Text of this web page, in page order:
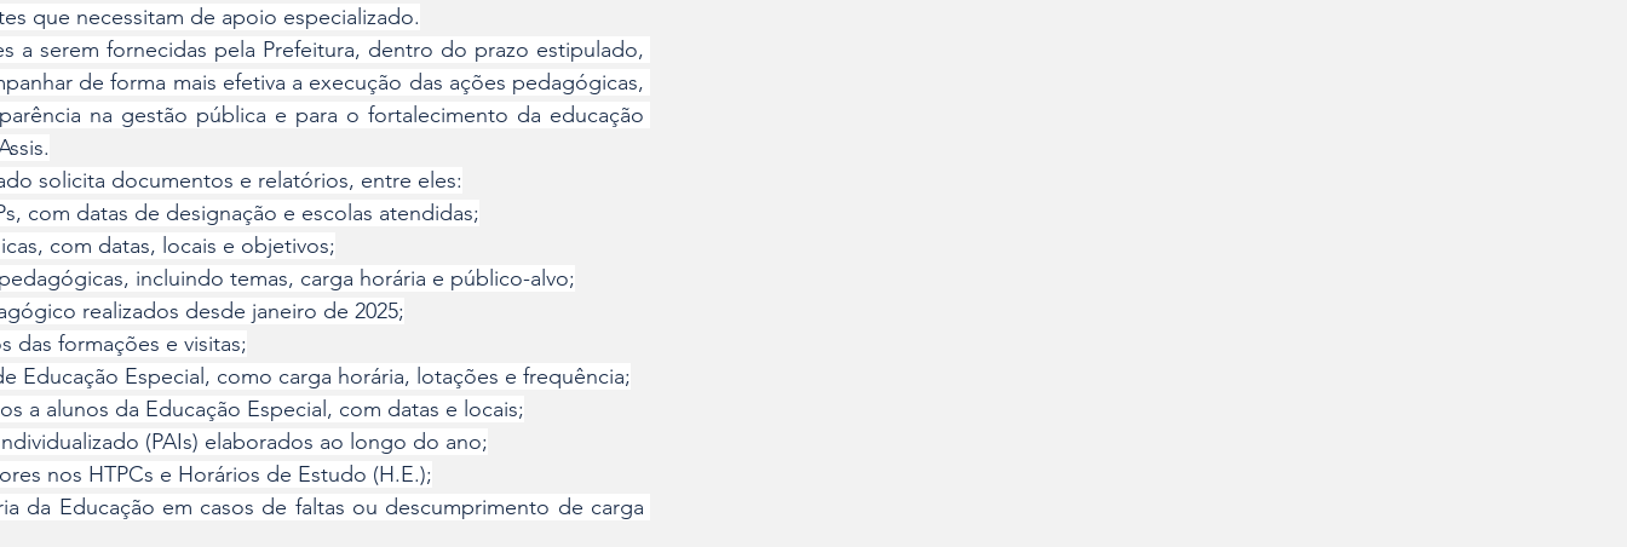
que necessitam de apoio especializado.
a serem fornecidas pela Prefeitura, dentro do prazo estipulado,
de forma mais efetiva a execução das ações pedagógicas,
na gestão pública e para o fortalecimento da educação
solicita documentos e relatórios, entre eles:
com datas de designação e escolas atendidas;
com datas, locais e objetivos;
incluindo temas, carga horária e público-alvo;
realizados desde janeiro de 2025;
das formações e visitas;
Educação Especial, como carga horária, lotações e frequência;
a alunos da Educação Especial, com datas e locais;
(PAIs) elaborados ao longo do ano;
nos HTPCs e Horários de Estudo (H.E.);
da Educação em casos de faltas ou descumprimento de carga